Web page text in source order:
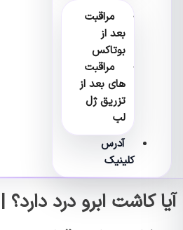
مراقبت
بعد از
بوتاکس
مراقبت
های بعد از
تزریق ژل
لب
آدرس
کلینیک
آیا کاشت ابرو درد